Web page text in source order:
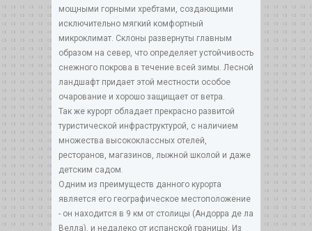
мощными горными хребтами, создающими
исключительно мягкий комфортный
микроклимат. Склоны развернуты главным
образом на север, что определяет устойчивость
снежного покрова в течение всей зимы. Лесной
ландшафт придает этой местности особое
очарование и хорошо защищает от ветра.
Так же курорт обладает прекрасно развитой
туристической инфраструктурой, с наличием
множества высококлассных отелей,
ресторанов, магазинов, лыжной школой и даже
детским садом.
Одним из преимуществ данного курорта
является его географическое местоположение
- он находится в 9 км от столицы (Андорра де ла
Велла), и недалеко от испанской границы. Из